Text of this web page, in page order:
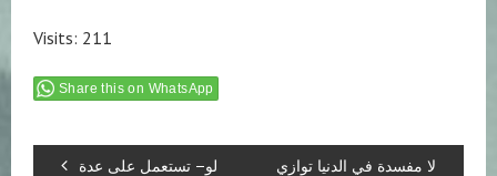
Visits: 211
Share this on WhatsApp
لو– تستعمل على عدة
لا مفسدة في الدنيا توازي